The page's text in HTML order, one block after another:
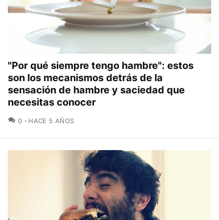
"Por qué siempre tengo hambre": estos
son los mecanismos detrás de la
sensación de hambre y saciedad que
necesitas conocer
0 COMENTARIOS
HACE 5 AÑOS